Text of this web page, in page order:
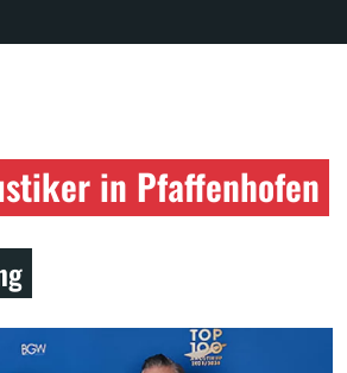
in Pfaffenhofen